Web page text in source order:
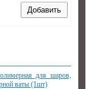
для шаров,
ваты (1шт)